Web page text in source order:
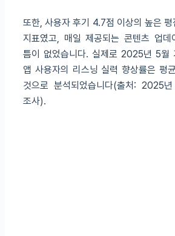
또한, 사용자 후기 4.7점 이상의 높은
지표였고, 매일 제공되는 콘텐츠 업데
틈이 없었습니다. 실제로 2025년 5월
앱 사용자의 리스닝 실력 향상률은 평
것으로 분석되었습니다(출처: 2025
조사).